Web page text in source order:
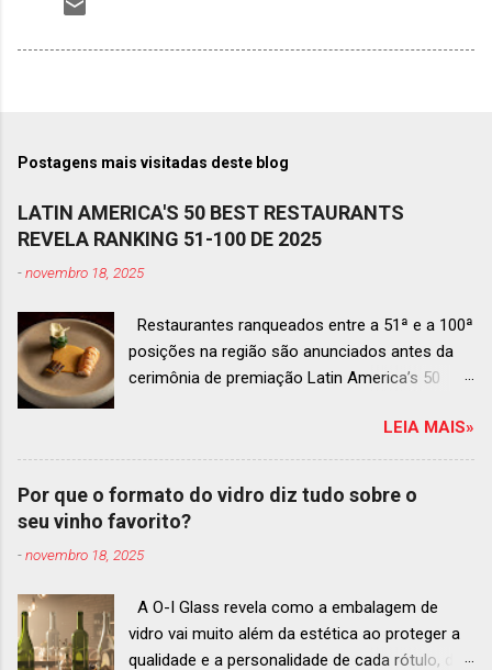
Postagens mais visitadas deste blog
LATIN AMERICA'S 50 BEST RESTAURANTS
REVELA RANKING 51-100 DE 2025
-novembro 18, 2025
Restaurantes ranqueados entre a 51ª e a 100ª
posições na região são anunciados antes da
cerimônia de premiação Latin America’s 50
de dezembro em Antígua, Guatemala
Prato do Origem, o brasileiro mais
bem ranqueado na lista estendida O Latin
America’s 50 Best Restaurants anunciou hoje a
ranqueados nas posições No.51 a No.100,em
diversificado da gastronomia de toda a região.
A lista expandida demonstra o empenho da
LEIA MAIS»
Por que o formato do vidro diz tudo sobre o
seu vinho favorito?
-novembro 18, 2025
A O-I Glass revela como a embalagem de
vidro vai muito além da estética ao proteger a
qualidade e a personalidade de cada rótulo, do